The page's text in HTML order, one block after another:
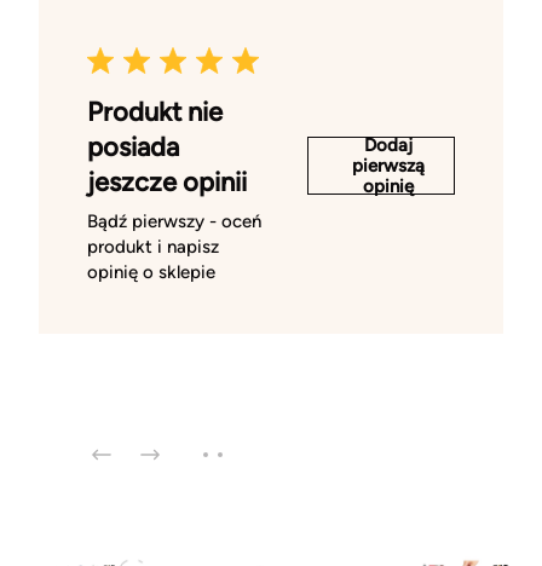
Produkt nie
posiada
jeszcze opinii
Bądź pierwszy - oceń
produkt i napisz
opinię o sklepie
Dodaj
pierwszą
opinię